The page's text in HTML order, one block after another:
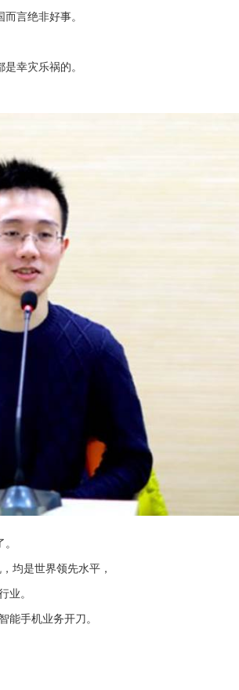
言绝非好事。
幸灾乐祸的。
均是世界领先水平，
。
手机业务开刀。